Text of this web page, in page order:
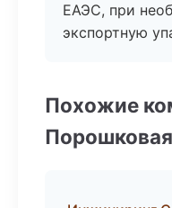
ЕАЭС, при
экспортную
Похожие